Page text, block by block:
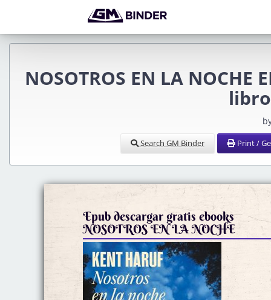
NOSOTROS EN LA
libro
Search GM Binder Print /
Epub descargar gratis ebooks
NOSOTROS EN LA NOCHE